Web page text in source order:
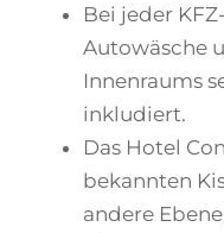
Bei jeder
Autowäsche
Innenraums
inkludiert.
Das Hotel
bekannten
andere